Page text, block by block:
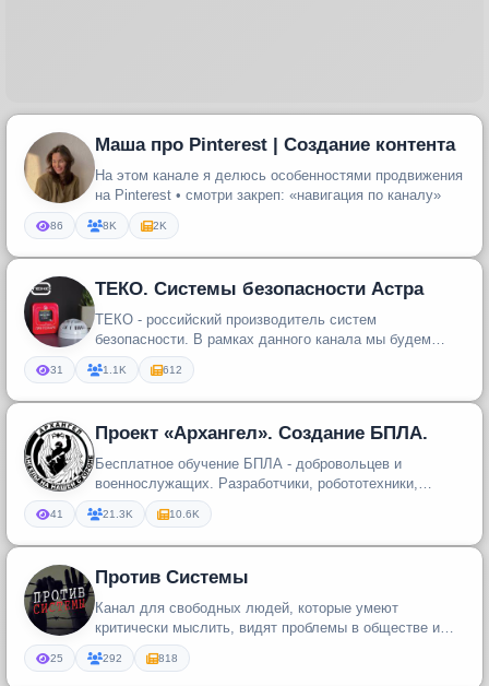
Маша про Pinterest | Создание контента
На этом канале я делюсь особенностями продвижения
на Pinterest • смотри закреп: «навигация по каналу»
86 8K 2K
ТЕКО. Системы безопасности Астра
ТЕКО - российский производитель систем
безопасности. В рамках данного канала мы будем
рассказывать о наших новинках, важ...
31 1.1K 612
Проект «Архангел». Создание БПЛА.
Бесплатное обучение БПЛА - добровольцев и
военнослужащих. Разработчики, робототехники,
инженеры, сборщики , программисты...
41 21.3K 10.6K
Против Системы
Канал для свободных людей, которые умеют
критически мыслить, видят проблемы в обществе и
хотят что-то изменить.
25 292 818